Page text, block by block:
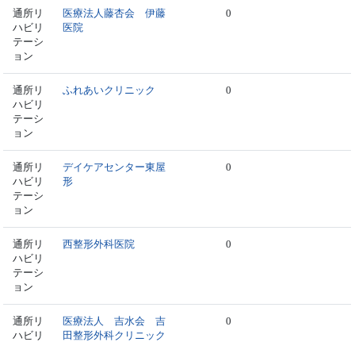
通所リ
ハビリ
テーシ
ョン
医療法人藤杏会 伊藤
医院
0
通所リ
ハビリ
テーシ
ョン
ふれあいクリニック 0
通所リ
ハビリ
テーシ
ョン
デイケアセンター東屋
形
0
通所リ
ハビリ
テーシ
ョン
西整形外科医院 0
通所リ
ハビリ
医療法人 吉水会 吉
田整形外科クリニック
0